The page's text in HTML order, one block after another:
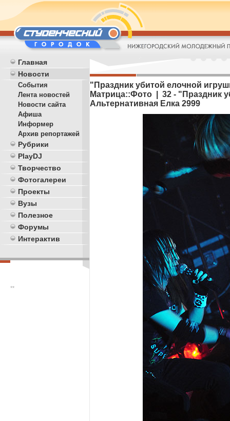
Главная
Новости
События
Лента новостей
Новости сайта
Афиша
Информер
Архив репортажей
Рубрики
PlayDJ
Творчество
Фотогалереи
Проекты
Вузы
Полезное
Форумы
Интерактив
**
"Праздник убитой елочной
Матрица::Фото | 32 - "Праздник
Альтернативная Елка 2999